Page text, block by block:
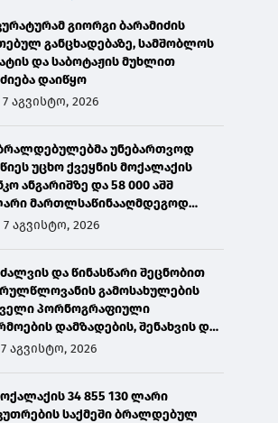
გიორგი ბარამიძის
განცხადებაზე, სამშობლოს
და საბოტაჟის მუხლით
დაიწყო
7 აგვისტო, 2026
უნებართვოდ
უცხო ქვეყნის მოქალაქის
ანგარიშზე და 58 000 აშშ
მართლსაწინააღმდეგოდ
- დაკავებულია 1 პირი,
7 აგვისტო, 2026
და წინასწარი შეცნობით
გამოსახულების
პორნოგრაფიული
დამზადების, შენახვის და
ფაქტებზე ერთ პირს
7 აგვისტო, 2026
34 855 130 ლარი
საქმეში ბრალდებულ